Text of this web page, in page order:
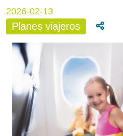
2026-02-13
Planes viajeros